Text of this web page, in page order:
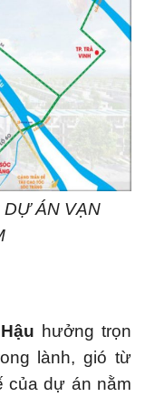
ÁN VẠN
hưởng trọn
lành, gió từ
của dự án nằm